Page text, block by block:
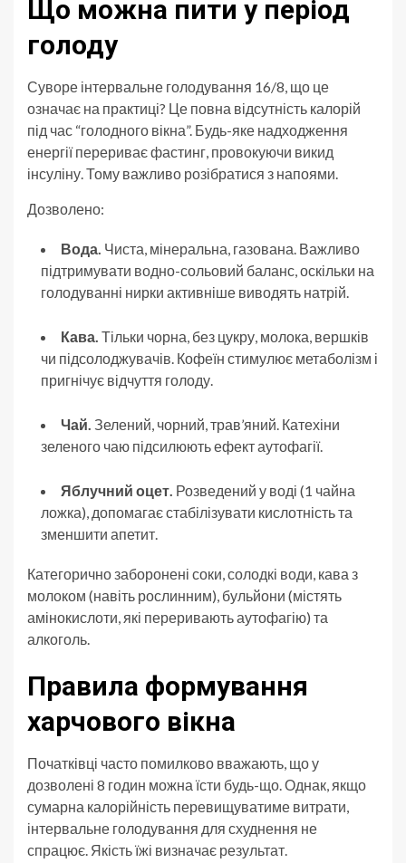
Що можна пити у період
голоду
Суворе інтервальне голодування 16/8, що це
означає на практиці? Це повна відсутність калорій
під час “голодного вікна”. Будь-яке надходження
енергії перериває фастинг, провокуючи викид
інсуліну. Тому важливо розібратися з напоями.
Дозволено:
Вода. Чиста, мінеральна, газована. Важливо
підтримувати водно-сольовий баланс, оскільки на
голодуванні нирки активніше виводять натрій.
Кава. Тільки чорна, без цукру, молока, вершків
чи підсолоджувачів. Кофеїн стимулює метаболізм і
пригнічує відчуття голоду.
Чай. Зелений, чорний, трав’яний. Катехіни
зеленого чаю підсилюють ефект аутофагії.
Яблучний оцет. Розведений у воді (1 чайна
ложка), допомагає стабілізувати кислотність та
зменшити апетит.
Категорично заборонені соки, солодкі води, кава з
молоком (навіть рослинним), бульйони (містять
амінокислоти, які переривають аутофагію) та
алкоголь.
Правила формування
харчового вікна
Початківці часто помилково вважають, що у
дозволені 8 годин можна їсти будь-що. Однак, якщо
сумарна калорійність перевищуватиме витрати,
інтервальне голодування для схуднення не
спрацює. Якість їжі визначає результат.